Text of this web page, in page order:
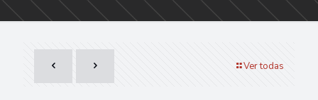
Ver todas